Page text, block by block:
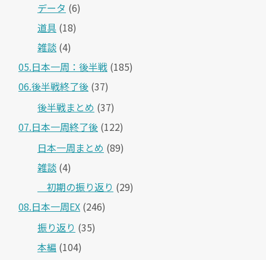
データ (6)
道具 (18)
雑談 (4)
05.日本一周：後半戦 (185)
06.後半戦終了後 (37)
後半戦まとめ (37)
07.日本一周終了後 (122)
日本一周まとめ (89)
雑談 (4)
＿初期の振り返り (29)
08.日本一周EX (246)
振り返り (35)
本編 (104)